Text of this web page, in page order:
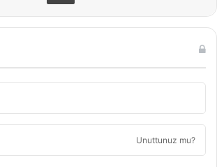
Unuttunuz mu?